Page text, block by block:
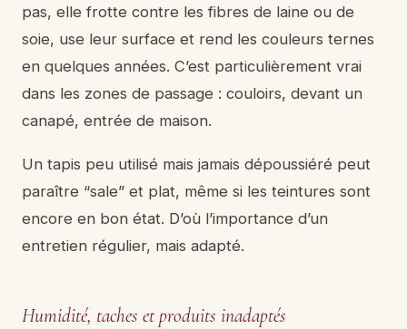
pas, elle frotte contre les fibres de laine ou de
soie, use leur surface et rend les couleurs ternes
en quelques années. C’est particulièrement vrai
dans les zones de passage : couloirs, devant un
canapé, entrée de maison.
Un tapis peu utilisé mais jamais dépoussiéré peut
paraître “sale” et plat, même si les teintures sont
encore en bon état. D’où l’importance d’un
entretien régulier, mais adapté.
Humidité, taches et produits inadaptés